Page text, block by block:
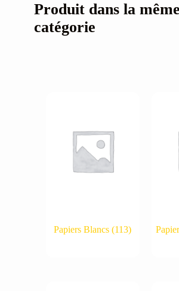
Produit dans la même
catégorie
Papiers Blancs(113)